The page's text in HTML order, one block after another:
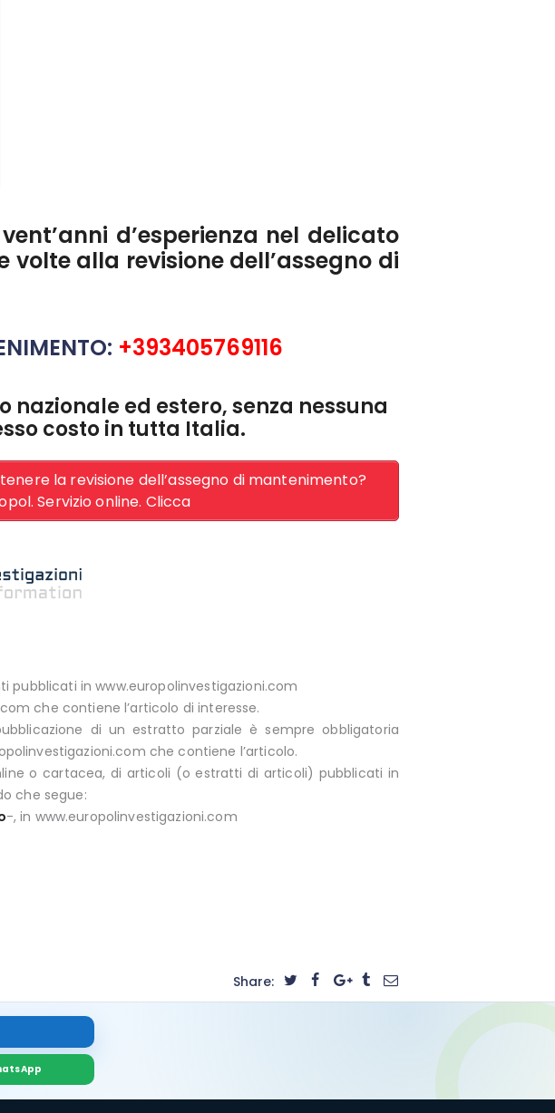
d’esperienza nel delicato
alla revisione dell’assegno di
+393405769116
ed estero, senza nessuna
costo in tutta Italia.
la revisione dell’assegno di mantenimento?
Servizio online. Clicca
pubblicati in www.europolinvestigazioni.com
che contiene l’articolo di interesse.
di un estratto parziale è sempre obbligatoria
che contiene l’articolo.
o cartacea, di articoli (o estratti di articoli) pubblicati in
che segue:
-, in www.europolinvestigazioni.com
Share: